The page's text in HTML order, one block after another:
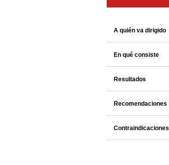
A quién va dirigido
En qué consiste
Resultados
Recomendaciones
Contraindicaciones